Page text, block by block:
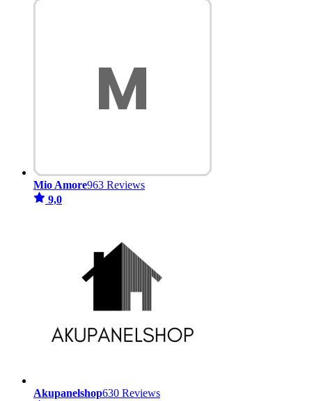
Mio Amore963 Reviews
9,0
Akupanelshop630 Reviews